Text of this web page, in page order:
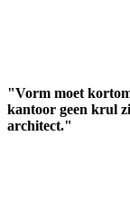
"Vorm moet
kantoor geen krul
architect."